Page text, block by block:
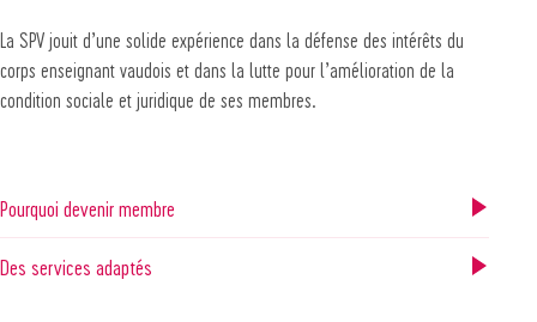
La SPV jouit d’une solide expérience dans la défense des intérêts du
corps enseignant vaudois et dans la lutte pour l’amélioration de la
condition sociale et juridique de ses membres.
Pourquoi devenir membre
Des services adaptés